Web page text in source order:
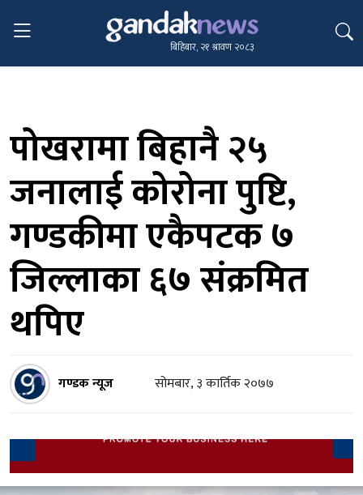
बिहिबार, २१ श्रावण २०८३
पोखरामा बिहानै २५
जनालाई कोरोना पुष्टि,
गण्डकीमा एकैपटक ७
जिल्लाका ६७ संक्रमित
थपिए
गण्डक न्यूज सोमबार, ३ कार्तिक २०७७